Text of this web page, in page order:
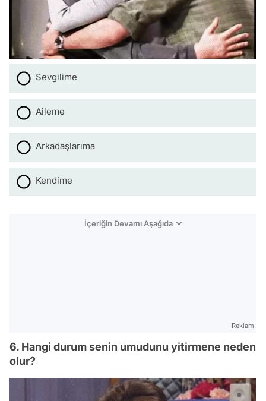
Sevgilime
Aileme
Arkadaşlarıma
Kendime
İçeriğin Devamı Aşağıda
Reklam
6. Hangi durum senin umudunu yitirmene neden
olur?